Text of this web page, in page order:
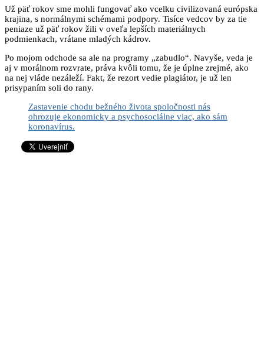
Už päť rokov sme mohli fungovať ako vcelku civilizovaná európska
krajina, s normálnymi schémami podpory. Tisíce vedcov by za tie
peniaze už päť rokov žili v oveľa lepších materiálnych
podmienkach, vrátane mladých kádrov.
Po mojom odchode sa ale na programy „zabudlo“. Navyše, veda je
aj v morálnom rozvrate, práva kvôli tomu, že je úplne zrejmé, ako
na nej vláde nezáleží. Fakt, že rezort vedie plagiátor, je už len
prisypaním soli do rany.
Zastavenie chodu bežného života spoločnosti nás
ohrozuje ekonomicky a psychosociálne viac, ako sám
koronavírus.